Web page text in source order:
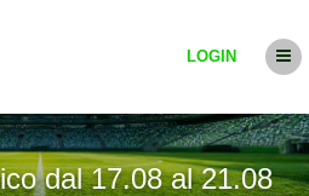
LOGIN
dal 17.08 al 21.08